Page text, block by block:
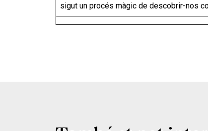
sigut un procés màgic de descobrir-nos